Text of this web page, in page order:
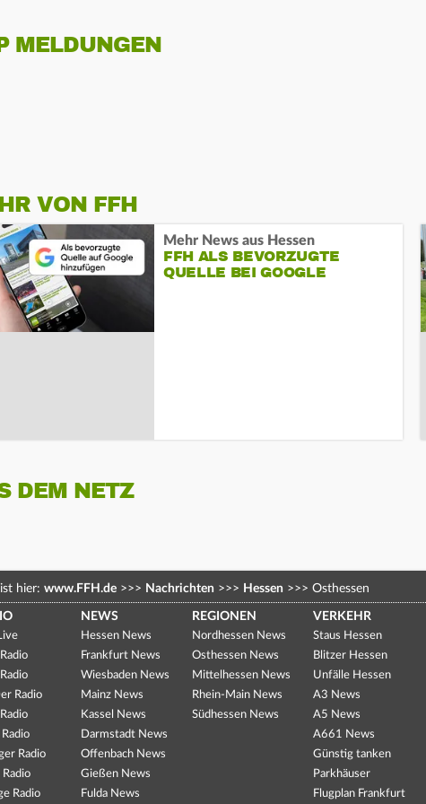
MELDUNGEN
VON FFH
Mehr News aus Hessen
FFH ALS BEVORZUGTE
QUELLE BEI GOOGLE
DEM NETZ
hier: www.FFH.de >>> Nachrichten >>> Hessen >>> Osthessen
Radio
Radio
Radio
Radio
NEWS
Hessen News
Frankfurt News
Wiesbaden News
Mainz News
Kassel News
Darmstadt News
Offenbach News
Gießen News
Fulda News
REGIONEN
Nordhessen News
Osthessen News
Mittelhessen News
Rhein-Main News
Südhessen News
VERKEHR
Staus Hessen
Blitzer Hessen
Unfälle Hessen
A3 News
A5 News
A661 News
Günstig tanken
Parkhäuser
Flugplan Frankfurt